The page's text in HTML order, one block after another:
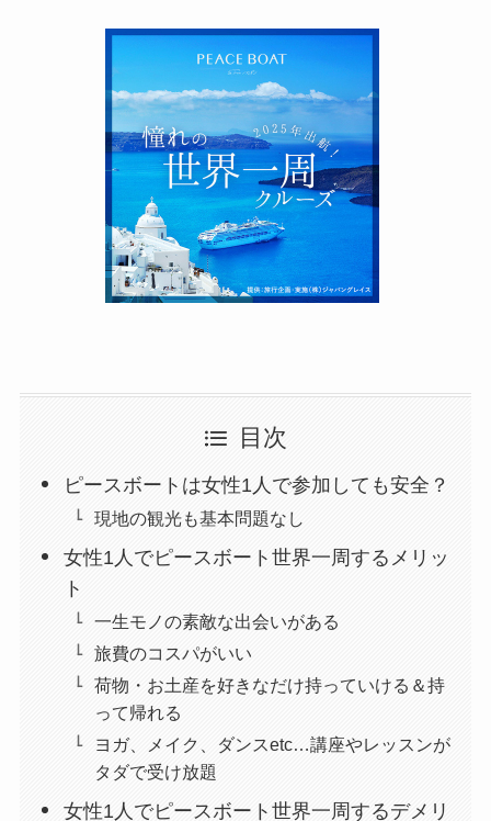
目次
ピースボートは女性1人で参加しても安全？
現地の観光も基本問題なし
女性1人でピースボート世界一周するメリッ
ト
一生モノの素敵な出会いがある
旅費のコスパがいい
荷物・お土産を好きなだけ持っていける＆持
って帰れる
ヨガ、メイク、ダンスetc…講座やレッスンが
タダで受け放題
女性1人でピースボート世界一周するデメリ